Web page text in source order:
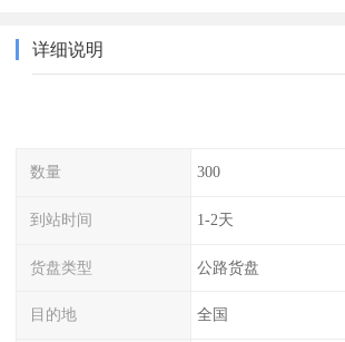
详细说明
数量 300
到站时间 1-2天
货盘类型 公路货盘
目的地 全国